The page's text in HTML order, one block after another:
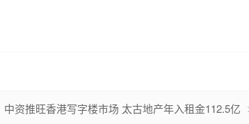
中资推旺香港写字楼市场 太古地产年入租金112.5亿